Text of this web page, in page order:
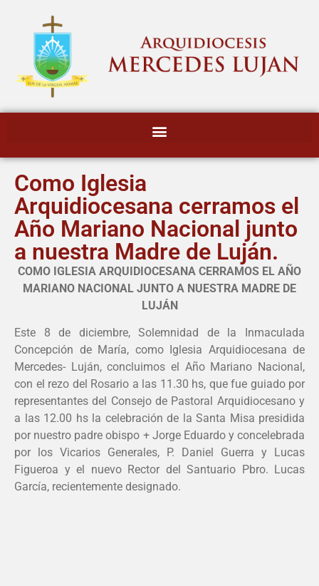
Como Iglesia
Arquidiocesana cerramos el
Año Mariano Nacional junto
a nuestra Madre de Luján.
COMO IGLESIA ARQUIDIOCESANA CERRAMOS EL AÑO
MARIANO NACIONAL JUNTO A NUESTRA MADRE DE
LUJÁN
Este 8 de diciembre, Solemnidad de la Inmaculada
Concepción de María, como Iglesia Arquidiocesana de
Mercedes- Luján, concluimos el Año Mariano Nacional,
con el rezo del Rosario a las 11.30 hs, que fue guiado por
representantes del Consejo de Pastoral Arquidiocesano y
a las 12.00 hs la celebración de la Santa Misa presidida
por nuestro padre obispo + Jorge Eduardo y concelebrada
por los Vicarios Generales, P. Daniel Guerra y Lucas
Figueroa y el nuevo Rector del Santuario Pbro. Lucas
García, recientemente designado.